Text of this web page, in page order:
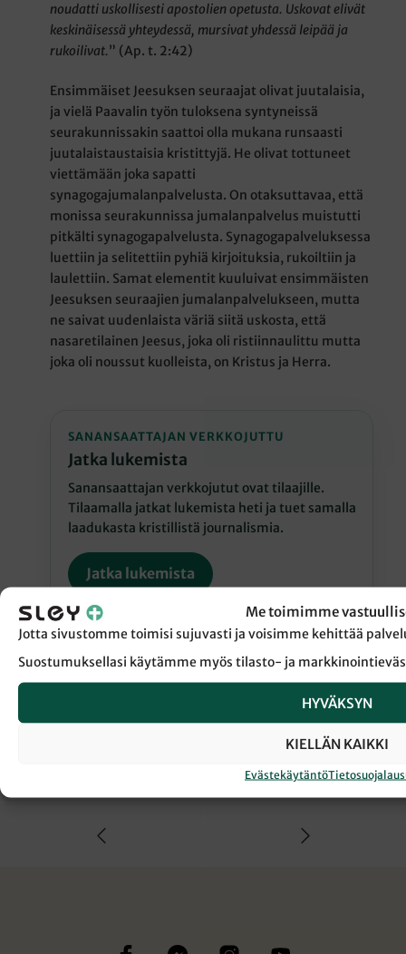
Me toimimme
Jotta sivustomme toimisi sujuvasti ja voisimme kehittää
Suostumuksellasi käytämme myös tilasto- ja
HYVÄKSYN
KIELLÄN KAIKKI
Evästekäytäntö
noudatti uskollisesti apostolien opetusta. Uskovat elivät
keskinäisessä yhteydessä, mursivat yhdessä leipää ja
rukoilivat.” (Ap. t. 2:42)
Ensimmäiset Jeesuksen seuraajat olivat juutalaisia,
ja vielä Paavalin työn tuloksena syntyneissä
seurakunnissakin saattoi olla mukana runsaasti
juutalaistaustaisia kristittyjä. He olivat tottuneet
viettämään joka sapatti
synagogajumalanpalvelusta. On otaksuttavaa, että
monissa seurakunnissa jumalanpalvelus muistutti
pitkälti synagogapalvelusta. Synagogapalveluksessa
luettiin ja selitettiin pyhiä kirjoituksia, rukoiltiin ja
laulettiin. Samat elementit kuuluivat ensimmäisten
Jeesuksen seuraajien jumalanpalvelukseen, mutta
ne saivat uudenlaista väriä siitä uskosta, että
nasaretilainen Jeesus, joka oli ristiinnaulittu mutta
joka oli noussut kuolleista, on Kristus ja Herra.
SANANSAATTAJAN VERKKOJUTTU
Jatka lukemista
Sanansaattajan verkkojutut ovat tilaajille.
Tilaamalla jatkat lukemista heti ja tuet samalla
laadukasta kristillistä journalismia.
Jatka lukemista
← Takaisin Sanansaattaja-lehden etusivulle
JUMALANPALVELUS